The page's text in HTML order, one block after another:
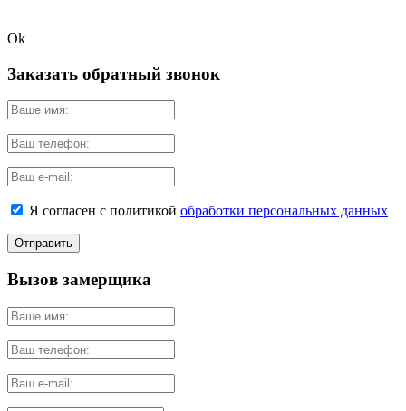
Ok
Заказать обратный звонок
Я согласен с политикой обработки персональных данных
Вызов замерщика